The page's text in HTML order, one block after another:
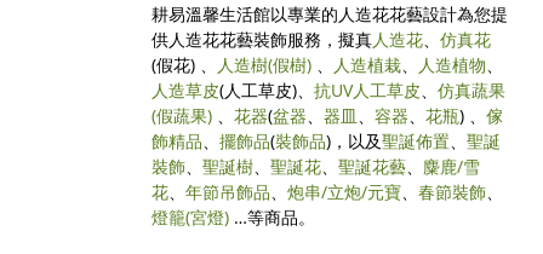
耕易溫馨生活館以專業的人造花花藝設計為您提
供人造花花藝裝飾服務，擬真人造花、仿真花
(假花) 、 人造樹(假樹) 、 人造植栽、 人造植物、
人造草皮(人工草皮)、抗UV人工草皮、仿真蔬果
(假蔬果) 、花器(盆器、器皿、容器、花瓶) 、傢
飾精品、擺飾品(裝飾品)，以及聖誕佈置、聖誕
裝飾、聖誕樹、聖誕花、聖誕花藝、 麋鹿/雪
花、年節吊飾品、炮串/立炮/元寶、春節裝飾、
燈籠(宮燈) …等商品。